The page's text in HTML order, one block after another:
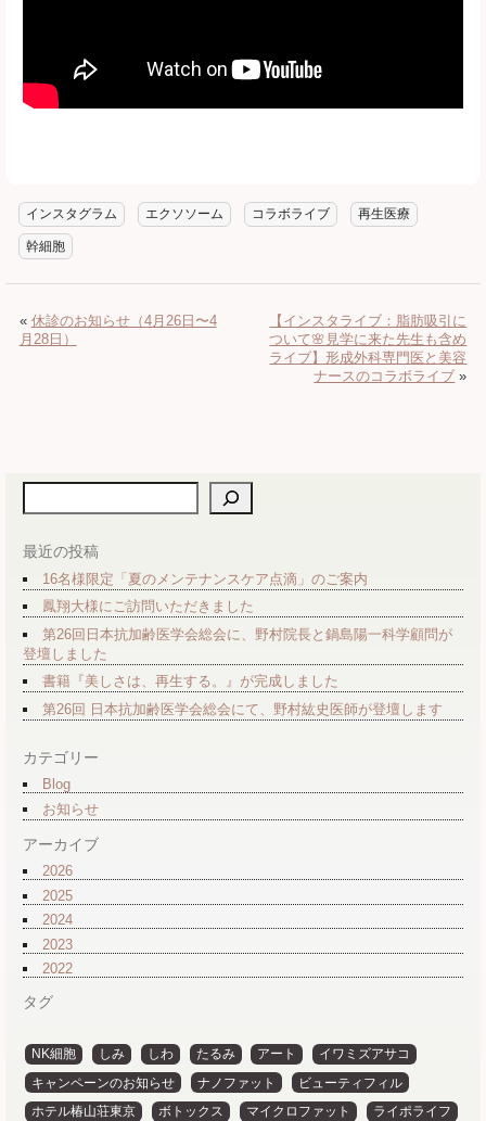
インスタグラム エクソソーム コラボライブ 再生医療
幹細胞
« 休診のお知らせ（4月26日〜4
月28日）
【インスタライブ：脂肪吸引に
ついて🌸見学に来た先生も含め
ライブ】形成外科専門医と美容
ナースのコラボライブ »
検索
最近の投稿
16名様限定「夏のメンテナンスケア点滴」のご案内
鳳翔大様にご訪問いただきました
第26回日本抗加齢医学会総会に、野村院長と鍋島陽一科学顧問が
登壇しました
書籍『美しさは、再生する。』が完成しました
第26回 日本抗加齢医学会総会にて、野村紘史医師が登壇します
カテゴリー
Blog
お知らせ
アーカイブ
2026
2025
2024
2023
2022
タグ
NK細胞 しみ しわ たるみ アート
イワミズアサコ
キャンペーンのお知らせ
ナノファット
ビューティフィル
ホテル椿山荘東京
ボトックス マイクロファット ライポライフ